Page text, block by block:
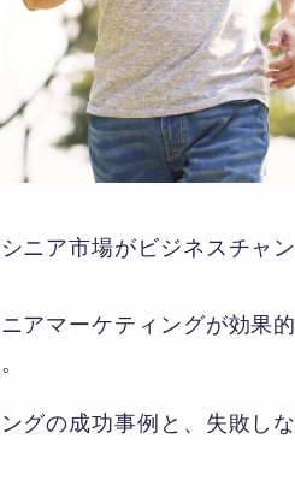
ニア市場がビジネスチャ
アマーケティングが効果
グの成功事例と、失敗し